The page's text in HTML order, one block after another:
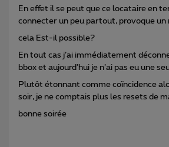
En effet il se peut que ce locataire en
connecter un peu partout, provoque un
cela Est-il possible?
En tout cas j’ai immédiatement
bbox et aujourd’hui je n’ai pas eu une
Plutôt étonnant comme coïncidence
soir, je ne comptais plus les resets de
bonne soirée